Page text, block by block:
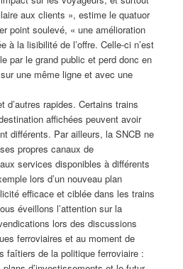
aux clients », estime le quatuor
point soulevé, « une amélioration
à la lisibilité de l’offre. Celle-ci n’est
par le grand public et perd donc en
une même ligne et avec une
d’autres rapides. Certains trains
affichées peuvent avoir
différents. Par ailleurs, la SNCB ne
propres canaux de
services disponibles à différents
lors d’un nouveau plan
efficace et ciblée dans les trains
éveillons l’attention sur la
lors des discussions
ferroviaires et au moment de
faîtiers de la politique ferroviaire :